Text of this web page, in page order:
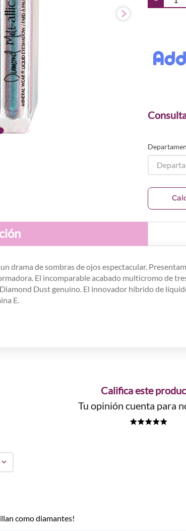
drama de sombras de ojos espectacular.
El incomparable acabado multicromo de
Dust genuino. El innovador híbrido de
E.
Califica este
Tu opinión cuenta para
como diamantes!